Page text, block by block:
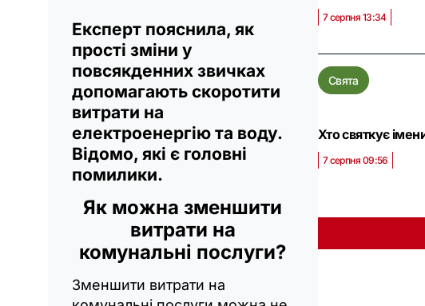
Експерт пояснила, як
прості зміни у
повсякденних звичках
допомагають скоротити
витрати на
електроенергію та воду.
Відомо, які є головні
помилики.
Як можна зменшити
витрати на
комунальні послуги?
Зменшити витрати на
7 серпня 13:34
Свята
Хто святкує
7 серпня 09:56